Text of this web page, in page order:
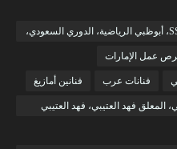
فارس عوض، معلق رياضي، إماراتي، SSC، أبوظبي الرياضية، الدوري السعودي،
عمل الإمارات
فنانات عرب فنانين أمازيغ
المعلق فهد العتيبي، فهد العتيبي